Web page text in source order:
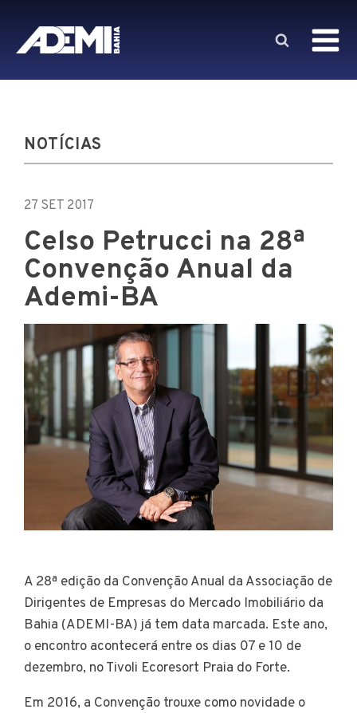
NOTÍCIAS
27 SET 2017
Celso Petrucci na 28ª
Convenção Anual da
Ademi-BA
A 28ª edição da Convenção Anual da Associação de
Dirigentes de Empresas do Mercado Imobiliário da
Bahia (ADEMI-BA) já tem data marcada. Este ano,
o encontro acontecerá entre os dias 07 e 10 de
dezembro, no Tivoli Ecoresort Praia do Forte.
Em 2016, a Convenção trouxe como novidade o